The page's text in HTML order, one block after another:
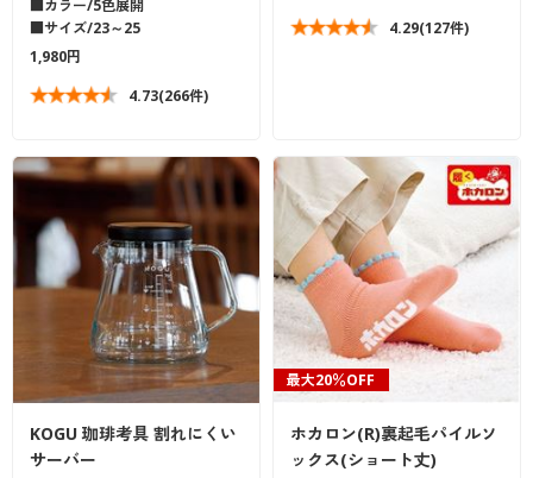
■カラー/5色展開
■サイズ/23～25
1,980円
4.73(266件)
4.29(127件)
KOGU 珈琲考具 割れにくい
サーバー
最大20％OFF
ホカロン(R)裏起毛パイルソ
ックス(ショート丈)